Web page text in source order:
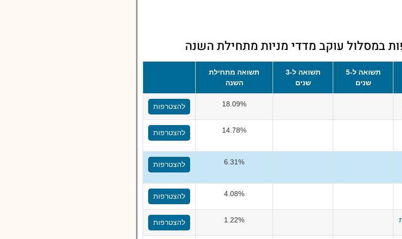
במסלול עוקב מדדי מניות מתחילת השנה
תשואה ל-5
שנים
תשואה ל-3
שנים
תשואה מתחילת
השנה
18.09% להצטרפות
14.78% להצטרפות
6.31% להצטרפות
4.08% להצטרפות
1.22% להצטרפות